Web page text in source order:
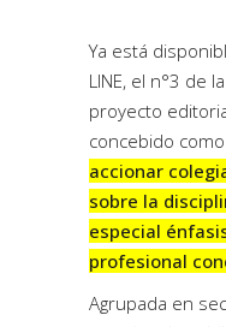
Ya está
LINE, el n°3 de
proyecto
concebido como
accionar
sobre la
especial
profesional
Agrupada en